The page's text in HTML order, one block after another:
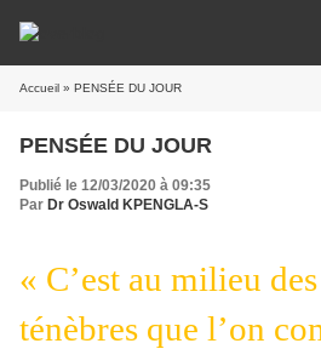
Accueil » PENSÉE DU JOUR
PENSÉE DU JOUR
Publié le 12/03/2020 à 09:35
Par Dr Oswald KPENGLA-S
« C’est au milieu
ténèbres que l’on